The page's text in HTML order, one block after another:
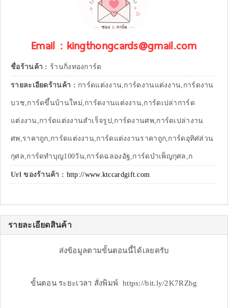
Email : kingthongcards@gmail.com
ชื่อร้านค้า : ร้านกิ่งทองการ์ด
รายละเอียดร้านค้า : การ์ดแต่งงาน,การ์ดงานแต่งงาน,การ์ดงาน
บวช,การ์ดขึ้นบ้านใหม่,การ์ดงานแต่งงาน,การ์ดเปล่าการ์ด
แต่งงาน,การ์ดแต่งงานสำเร็จรูป,การ์ดงานศพ,การ์ดเปล่างาน
ศพ,ราคาถูก,การ์ดแต่งงาน,การ์ดแต่งงานราคาถูก,การ์ดอุทิศ่ส่วน
กุศล,การ์ดทำบุญ100วัน,การ์ดฉลองอัฐ,การ์ดบำเพ็ญกุศล,ก
Url ของร้านค้า : http://www.ktccardgift.com
รายละเอียดสินค้า
ส่งข้อมูลตามขั้นตอนนี้ได้เลยครับ
ขั้นตอน ระยะเวลา สั่งพิมพ์ https://bit.ly/2K7RZbg